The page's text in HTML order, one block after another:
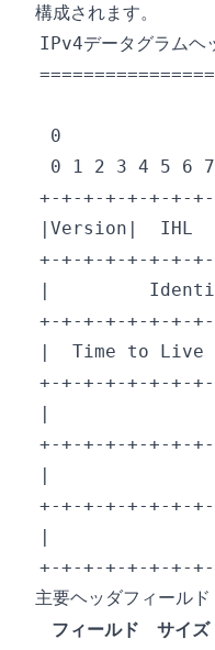
構成されます。
主要ヘッダフィールド
フィールド
サイズ